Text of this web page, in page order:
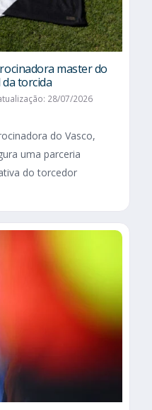
master do
da torcida
28/07/2026
do Vasco,
uma parceria
do torcedor